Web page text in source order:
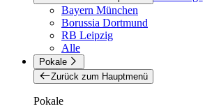
Bayern München
Borussia Dortmund
RB Leipzig
Alle
Pokale
Zurück zum Hauptmenü
Pokale